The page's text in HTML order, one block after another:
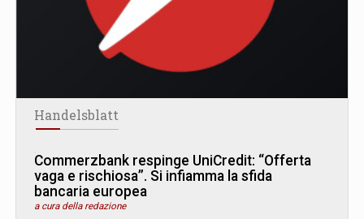
Handelsblatt
Commerzbank respinge UniCredit: “Offerta
vaga e rischiosa”. Si infiamma la sfida
bancaria europea
a cura della redazione